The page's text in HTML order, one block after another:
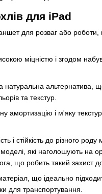
для iPad
для розваг або роботи,
міцністю і згодом
альтернатива,
та текстур.
амортизацію і м'яку
і стійкість до різного
які наголошують на
що робить такий захист
що ідеально
для транспортування.